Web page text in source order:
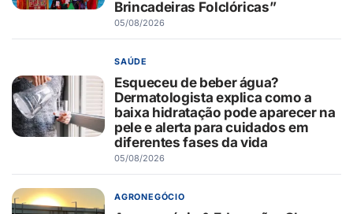
Brincadeiras Folclóricas”
05/08/2026
SAÚDE
Esqueceu de beber água?
Dermatologista explica como a
baixa hidratação pode aparecer na
pele e alerta para cuidados em
diferentes fases da vida
05/08/2026
AGRONEGÓCIO